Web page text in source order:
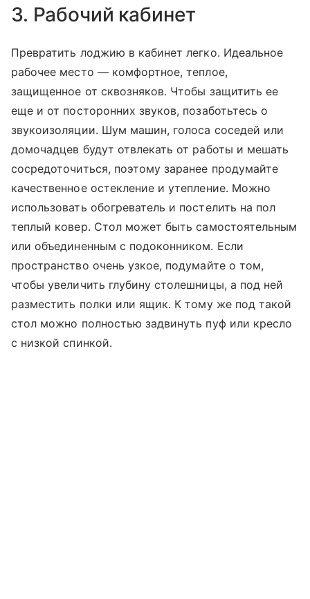
3. Рабочий кабинет
Превратить лоджию в кабинет легко. Идеальное
рабочее место — комфортное, теплое,
защищенное от сквозняков. Чтобы защитить ее
еще и от посторонних звуков, позаботьтесь о
звукоизоляции. Шум машин, голоса соседей или
домочадцев будут отвлекать от работы и мешать
сосредоточиться, поэтому заранее продумайте
качественное остекление и утепление. Можно
использовать обогреватель и постелить на пол
теплый ковер. Стол может быть самостоятельным
или объединенным с подоконником. Если
пространство очень узкое, подумайте о том,
чтобы увеличить глубину столешницы, а под ней
разместить полки или ящик. К тому же под такой
стол можно полностью задвинуть пуф или кресло
с низкой спинкой.